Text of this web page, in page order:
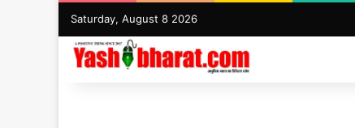
Saturday, August 8 2026